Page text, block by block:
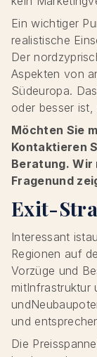
Ein wichtiger
realistische
Der
Aspekten von
Südeuropa.
oder besser
Möchten Sie
Kontaktieren
Beratung. Wir
Fragenund
Exit-
Interessant
Regionen auf
Vorzüge und
mitInfrastruktur
und
Die